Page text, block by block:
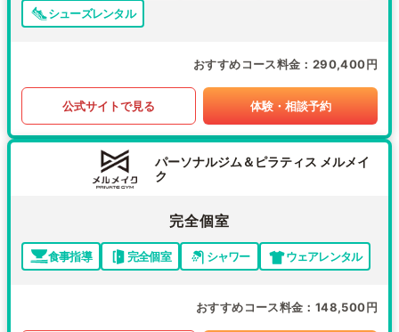
シューズレンタル
おすすめコース料金 290,400円
公式サイトで見る 体験・相談予約
パーソナルジム＆ピラティス メルメイ
ク
完全個室
食事指導 完全個室 シャワー ウェアレンタル
おすすめコース料金 148,500円